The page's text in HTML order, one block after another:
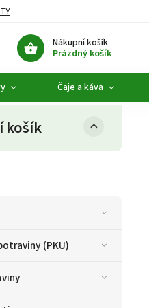
Nákupní košík
Prázdný košík
Čaje a káva
košík
(PKU)